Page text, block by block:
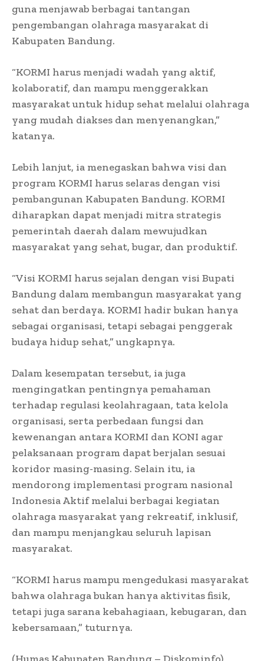
guna menjawab berbagai tantangan
pengembangan olahraga masyarakat di
Kabupaten Bandung.
“KORMI harus menjadi wadah yang aktif,
kolaboratif, dan mampu menggerakkan
masyarakat untuk hidup sehat melalui olahraga
yang mudah diakses dan menyenangkan,”
katanya.
Lebih lanjut, ia menegaskan bahwa visi dan
program KORMI harus selaras dengan visi
pembangunan Kabupaten Bandung. KORMI
diharapkan dapat menjadi mitra strategis
pemerintah daerah dalam mewujudkan
masyarakat yang sehat, bugar, dan produktif.
“Visi KORMI harus sejalan dengan visi Bupati
Bandung dalam membangun masyarakat yang
sehat dan berdaya. KORMI hadir bukan hanya
sebagai organisasi, tetapi sebagai penggerak
budaya hidup sehat,” ungkapnya.
Dalam kesempatan tersebut, ia juga
mengingatkan pentingnya pemahaman
terhadap regulasi keolahragaan, tata kelola
organisasi, serta perbedaan fungsi dan
kewenangan antara KORMI dan KONI agar
pelaksanaan program dapat berjalan sesuai
koridor masing-masing. Selain itu, ia
mendorong implementasi program nasional
Indonesia Aktif melalui berbagai kegiatan
olahraga masyarakat yang rekreatif, inklusif,
dan mampu menjangkau seluruh lapisan
masyarakat.
“KORMI harus mampu mengedukasi masyarakat
bahwa olahraga bukan hanya aktivitas fisik,
tetapi juga sarana kebahagiaan, kebugaran, dan
kebersamaan,” tuturnya.